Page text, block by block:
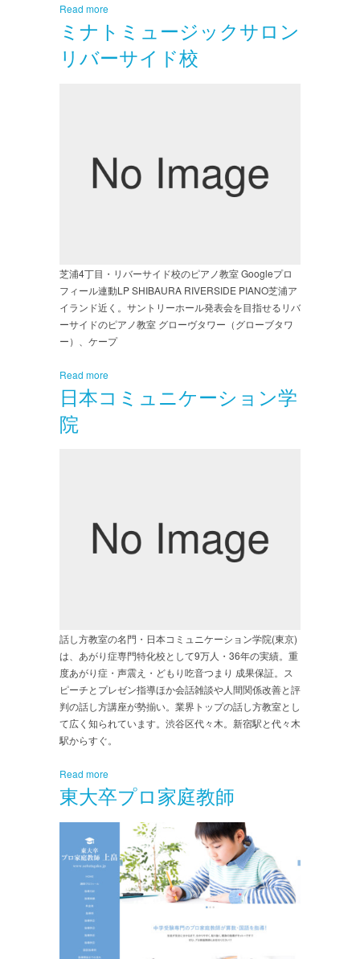
Read more
ミナトミュージックサロン
リバーサイド校
芝浦4丁目・リバーサイド校のピアノ教室 Googleプロ
フィール連動LP SHIBAURA RIVERSIDE PIANO芝浦ア
イランド近く。サントリーホール発表会を目指せるリバ
ーサイドのピアノ教室 グローヴタワー（グローブタワ
ー）、ケープ
Read more
日本コミュニケーション学
院
話し方教室の名門・日本コミュニケーション学院(東京)
は、あがり症専門特化校として9万人・36年の実績。重
度あがり症・声震え・どもり吃音つまり 成果保証。ス
ピーチとプレゼン指導ほか会話雑談や人間関係改善と評
判の話し方講座が勢揃い。業界トップの話し方教室とし
て広く知られています。渋谷区代々木。新宿駅と代々木
駅からすぐ。
Read more
東大卒プロ家庭教師